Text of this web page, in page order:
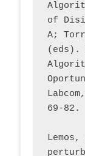
of
A;
69-82.